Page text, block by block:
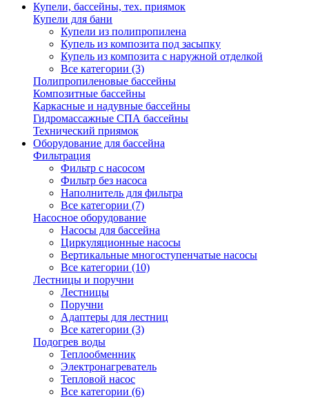
Купели, бассейны, тех. приямок
Купели для бани
Купели из полипропилена
Купель из композита под засыпку
Купель из композита с наружной отделкой
Все категории (3)
Полипропиленовые бассейны
Композитные бассейны
Каркасные и надувные бассейны
Гидромассажные СПА бассейны
Технический приямок
Оборудование для бассейна
Фильтрация
Фильтр с насосом
Фильтр без насоса
Наполнитель для фильтра
Все категории (7)
Насосное оборудование
Насосы для бассейна
Циркуляционные насосы
Вертикальные многоступенчатые насосы
Все категории (10)
Лестницы и поручни
Лестницы
Поручни
Адаптеры для лестниц
Все категории (3)
Подогрев воды
Теплообменник
Электронагреватель
Тепловой насос
Все категории (6)